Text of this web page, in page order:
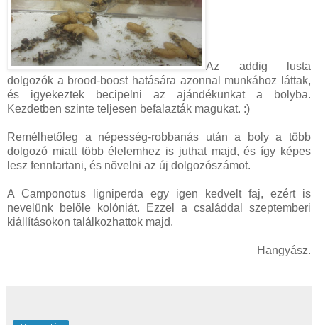
Az addig lusta
dolgozók a brood-boost hatására azonnal munkához láttak,
és igyekeztek becipelni az ajándékunkat a bolyba.
Kezdetben szinte teljesen befalazták magukat. :)
Remélhetőleg a népesség-robbanás után a boly a több
dolgozó miatt több élelemhez is juthat majd, és így képes
lesz fenntartani, és növelni az új dolgozószámot.
A Camponotus ligniperda egy igen kedvelt faj, ezért is
nevelünk belőle kolóniát. Ezzel a családdal szeptemberi
kiállításokon találkozhattok majd.
Hangyász.